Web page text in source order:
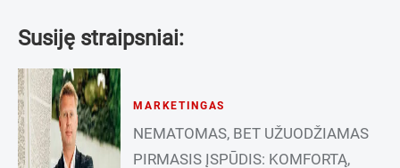
Susiję straipsniai:
MARKETINGAS
NEMATOMAS, BET UŽUODŽIAMAS
PIRMASIS ĮSPŪDIS: KOMFORTĄ,